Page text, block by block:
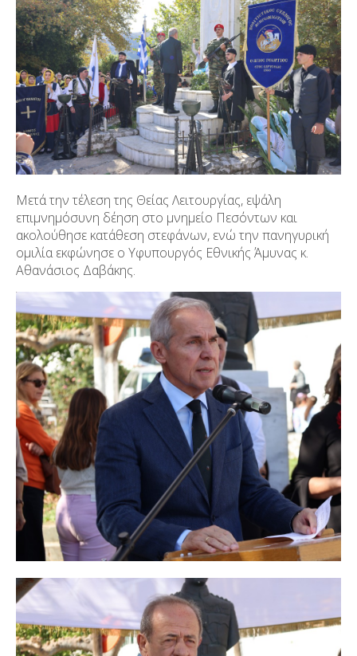
Μετά την τέλεση της Θείας Λειτουργίας, εψάλη
επιμνημόσυνη δέηση στο μνημείο Πεσόντων και
ακολούθησε κατάθεση στεφάνων, ενώ την πανηγυρική
ομιλία εκφώνησε ο Υφυπουργός Εθνικής Άμυνας κ.
Αθανάσιος Δαβάκης.